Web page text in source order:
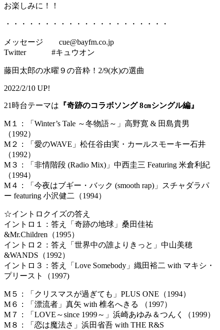
お楽しみに！！
・・・・・・・・・・・・・・・・・・・・・
メッセージ cue@bayfm.co.jp
Twitter #キュウオン
藤田太郎の水曜９の音粋！2/9(水)の選曲
2022/2/10 UP!
21時台テーマは 『奇跡のコラボソング 8㎝シングル編』
M１：「Winter’s Tale ～冬物語～」高野寛 & 田島貴男
（1992）
M２：「愛のWAVE」松任谷由実・カールスモーキー石井
（1992）
M３：「非情階段 (Radio Mix)」中西圭三 Featuring 米倉利紀
（1994）
M４：「今夜はブギー・バック (smooth rap)」スチャダラパ
ー featuring 小沢健二（1994）
☆イントロクイズの答え
イントロ１：答え「奇跡の地球」桑田佳祐
&Mr.Children（1995）
イントロ２：答え「世界中の誰よりきっと」中山美穂
&WANDS（1992）
イントロ３：答え「Love Somebody」織田裕二 with マキシ・
プリースト（1997)
M５：「クリスマスが過ぎても」PLUS ONE（1994）
M６：「漂流者」真矢 with 椎名へきる （1997）
M７：「LOVE～since 1999～」浜崎あゆみ＆つんく（1999）
M８：「恋は魔法さ」浜田省吾 with THE R&S